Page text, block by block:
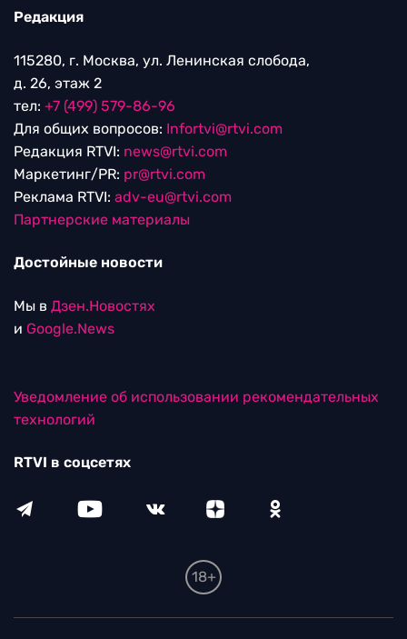
Редакция
115280, г. Москва, ул. Ленинская слобода,
д. 26, этаж 2
тел: +7 (499) 579-86-96
Для общих вопросов: Infortvi@rtvi.com
Редакция RTVI: news@rtvi.com
Маркетинг/PR: pr@rtvi.com
Реклама RTVI: adv-eu@rtvi.com
Партнерские материалы
Достойные новости
Мы в Дзен.Новостях
и Google.News
Уведомление об использовании рекомендательных
технологий
RTVI в соцсетях
18+